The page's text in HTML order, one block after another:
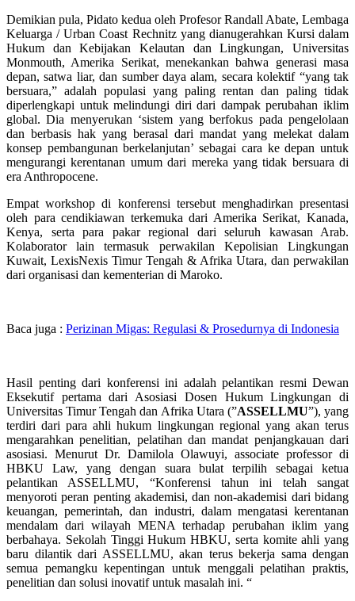
Demikian pula, Pidato kedua oleh Profesor Randall Abate, Lembaga
Keluarga / Urban Coast Rechnitz yang dianugerahkan Kursi dalam
Hukum dan Kebijakan Kelautan dan Lingkungan, Universitas
Monmouth, Amerika Serikat, menekankan bahwa generasi masa
depan, satwa liar, dan sumber daya alam, secara kolektif “yang tak
bersuara,” adalah populasi yang paling rentan dan paling tidak
diperlengkapi untuk melindungi diri dari dampak perubahan iklim
global. Dia menyerukan ‘sistem yang berfokus pada pengelolaan
dan berbasis hak yang berasal dari mandat yang melekat dalam
konsep pembangunan berkelanjutan’ sebagai cara ke depan untuk
mengurangi kerentanan umum dari mereka yang tidak bersuara di
era Anthropocene.
Empat workshop di konferensi tersebut menghadirkan presentasi
oleh para cendikiawan terkemuka dari Amerika Serikat, Kanada,
Kenya, serta para pakar regional dari seluruh kawasan Arab.
Kolaborator lain termasuk perwakilan Kepolisian Lingkungan
Kuwait, LexisNexis Timur Tengah & Afrika Utara, dan perwakilan
dari organisasi dan kementerian di Maroko.
Baca juga : Perizinan Migas: Regulasi & Prosedurnya di Indonesia
Hasil penting dari konferensi ini adalah pelantikan resmi Dewan
Eksekutif pertama dari Asosiasi Dosen Hukum Lingkungan di
Universitas Timur Tengah dan Afrika Utara (”ASSELLMU”), yang
terdiri dari para ahli hukum lingkungan regional yang akan terus
mengarahkan penelitian, pelatihan dan mandat penjangkauan dari
asosiasi. Menurut Dr. Damilola Olawuyi, associate professor di
HBKU Law, yang dengan suara bulat terpilih sebagai ketua
pelantikan ASSELLMU, “Konferensi tahun ini telah sangat
menyoroti peran penting akademisi, dan non-akademisi dari bidang
keuangan, pemerintah, dan industri, dalam mengatasi kerentanan
mendalam dari wilayah MENA terhadap perubahan iklim yang
berbahaya. Sekolah Tinggi Hukum HBKU, serta komite ahli yang
baru dilantik dari ASSELLMU, akan terus bekerja sama dengan
semua pemangku kepentingan untuk menggali pelatihan praktis,
penelitian dan solusi inovatif untuk masalah ini. “